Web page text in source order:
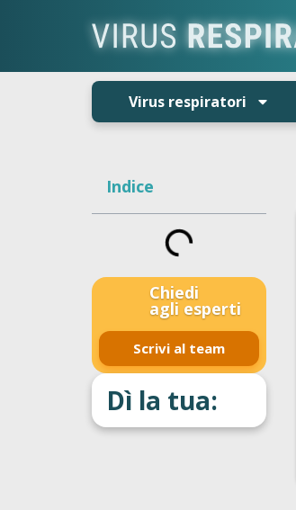
Virus respiratori
Indice
Chiedi
agli esperti
Scrivi al team
Dì la tua: